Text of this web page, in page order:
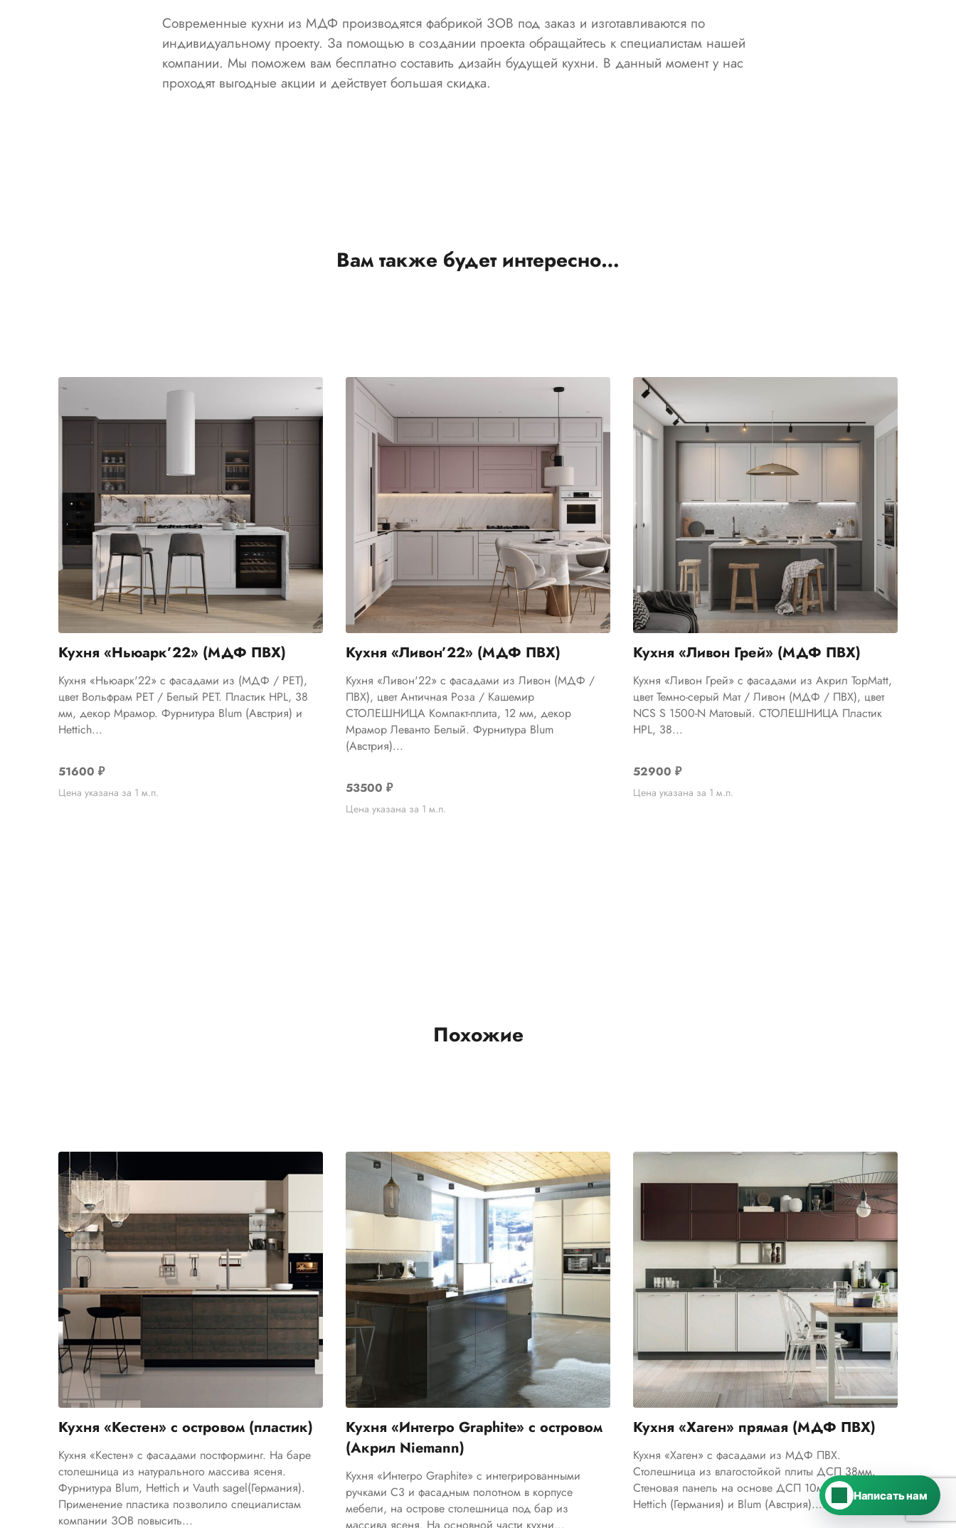
Современные кухни из МДФ производятся фабрикой ЗОВ под заказ и изготавливаются по
индивидуальному проекту. За помощью в создании проекта обращайтесь к специалистам нашей
компании. Мы поможем вам бесплатно составить дизайн будущей кухни. В данный момент у нас
проходят выгодные акции и действует большая скидка.
Вам также будет интересно…
Кухня «Ньюарк’22» (МДФ ПВХ)
Кухня «Ньюарк'22» с фасадами из (МДФ / PET),
цвет Вольфрам PET / Белый PET. Пластик HPL, 38
мм, декор Мрамор. Фурнитура Blum (Австрия) и
Hettich...
51600₽
Цена указана за 1 м.п.
Кухня «Ливон’22» (МДФ ПВХ)
Кухня «Ливон'22» с фасадами из Ливон (МДФ /
ПВХ), цвет Античная Роза / Кашемир
СТОЛЕШНИЦА Компакт-плита, 12 мм, декор
Мрамор Леванто Белый. Фурнитура Blum
(Австрия)...
53500₽
Цена указана за 1 м.п.
Кухня «Ливон Грей» (МДФ ПВХ)
Кухня «Ливон Грей» с фасадами из Акрил TopMatt,
цвет Темно-серый Мат / Ливон (МДФ / ПВХ), цвет
NCS S 1500-N Матовый. СТОЛЕШНИЦА Пластик
HPL, 38...
52900 ₽
Цена указана за 1 м.п.
Похожие
Кухня «Кестен» с островом (пластик)
Кухня «Кестен» с фасадами постформинг. На баре
столешница из натурального массива ясеня.
Фурнитура Blum, Hettich и Vauth sagel(Германия).
Применение пластика позволило специалистам
компании ЗОВ повысить...
Кухня «Интегро Graphite» с островом
(Акрил Niemann)
Кухня «Интегро Graphite» с интегрированными
ручками C3 и фасадным полотном в корпусе
мебели, на острове столешница под бар из
Кухня «Хаген» прямая (МДФ ПВХ)
Кухня «Хаген» с фасадами из МДФ ПВХ.
Столешница из влагостойкой плиты ДСП 38мм.
Стеновая панель на основе ДСП 10мм. Фурнитура
Hettich (Германия) и Blum (Австрия)....
Telegram
Ответим в Telegram
MAX
Ответим в MAX
ВКонтакте
Ответим во ВКонтакте
Написать нам